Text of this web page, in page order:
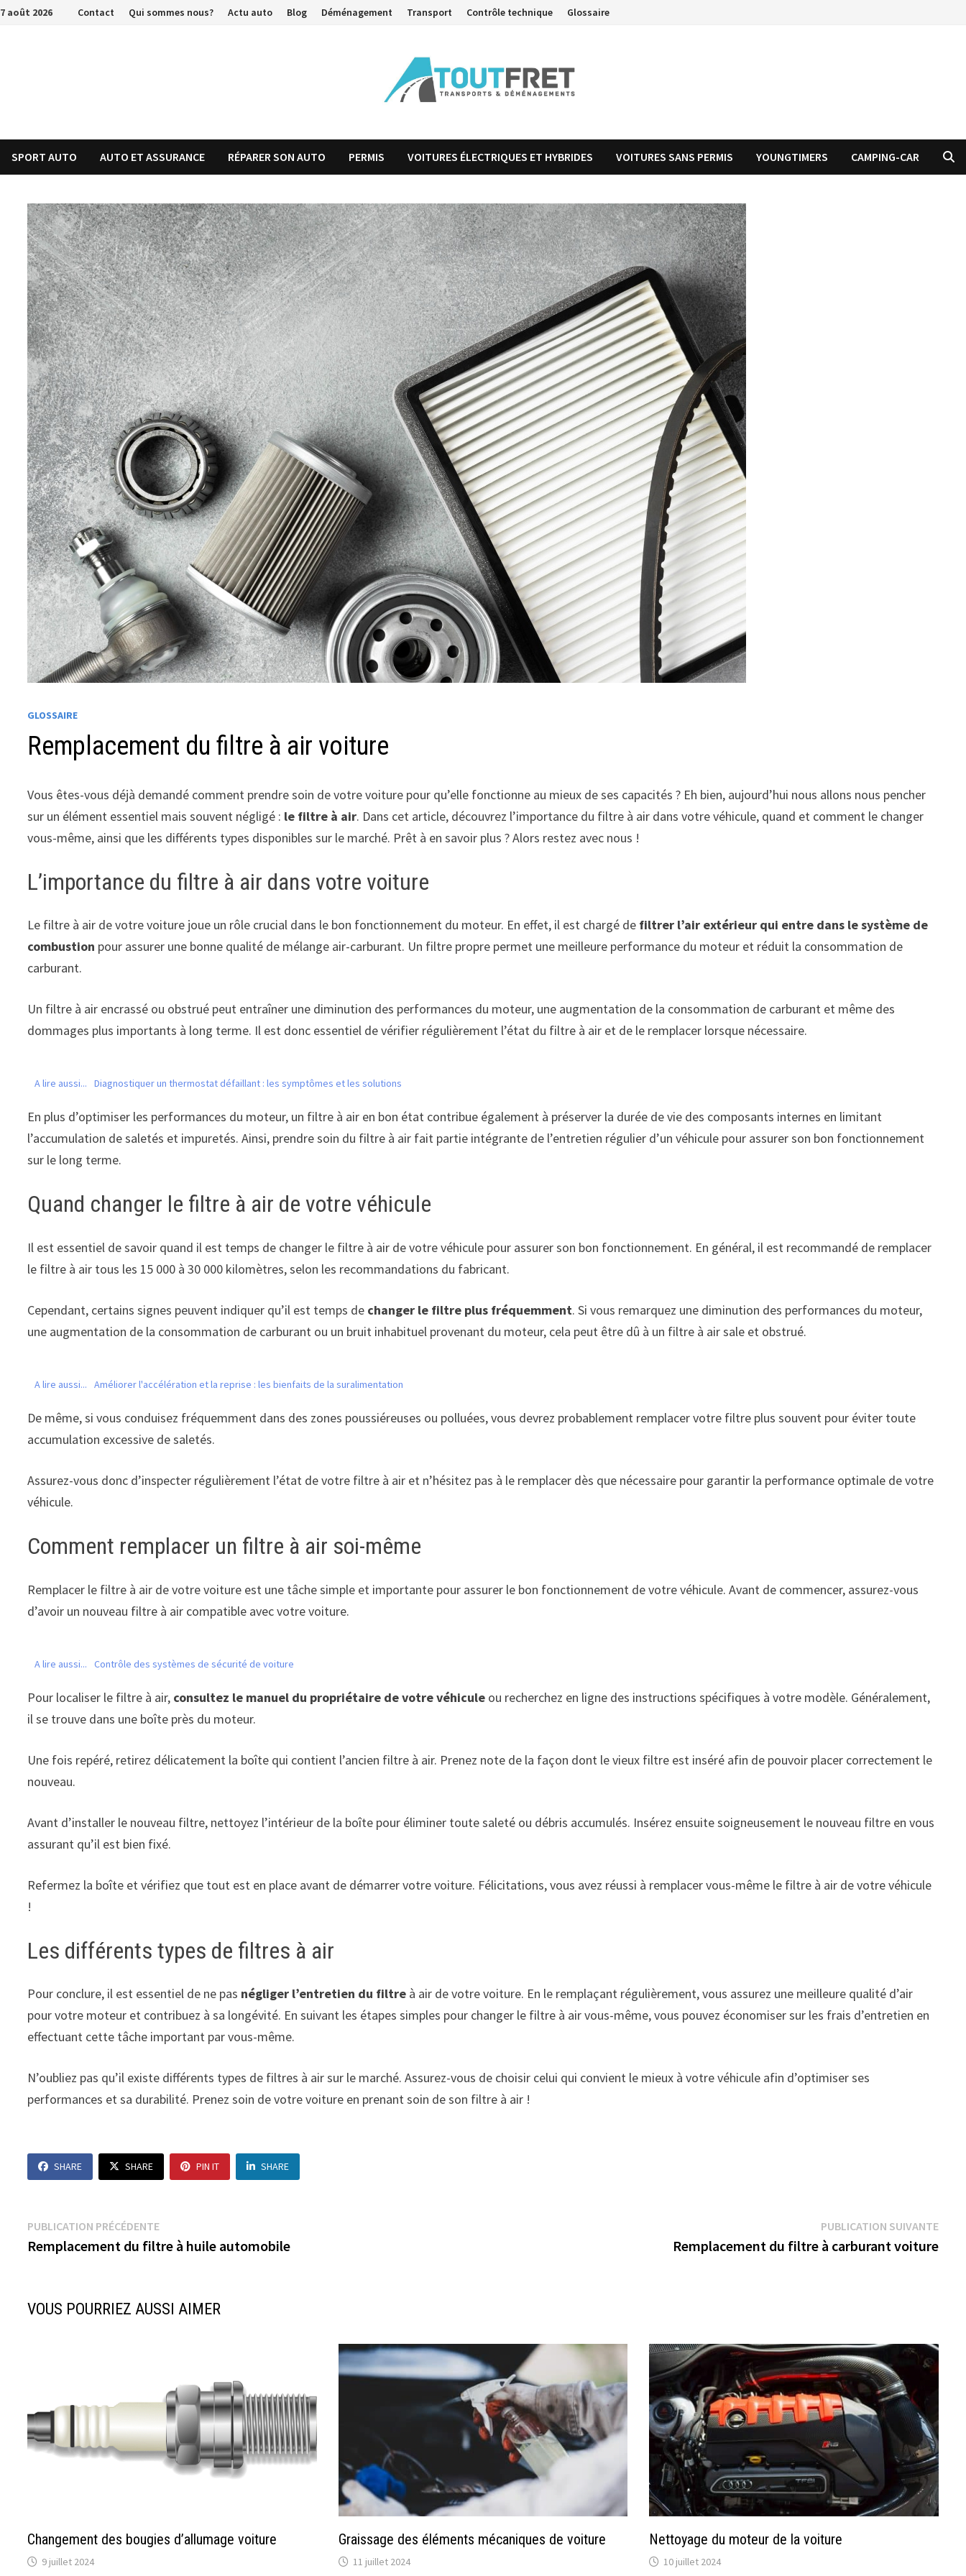
Passer
7 août 2026 Contact Qui sommes nous? Actu auto Blog Déménagement Transport Contrôle technique Glossaire
SPORT AUTO AUTO ET ASSURANCE RÉPARER SON AUTO PERMIS VOITURES ÉLECTRIQUES ET HYBRIDES VOITURES SANS PERMIS YOUNGTIMERS CAMPING-CAR
GLOSSAIRE
Remplacement du filtre à air voiture
Vous êtes-vous déjà demandé comment prendre soin de votre voiture pour qu’elle fonctionne au mieux de ses capacités ? Eh bien, aujourd’hui nous allons nous pencher
sur un élément essentiel mais souvent négligé : le filtre à air. Dans cet article, découvrez l’importance du filtre à air dans votre véhicule, quand et comment le changer
vous-même, ainsi que les différents types disponibles sur le marché. Prêt à en savoir plus ? Alors restez avec nous !
L’importance du filtre à air dans votre voiture
Le filtre à air de votre voiture joue un rôle crucial dans le bon fonctionnement du moteur. En effet, il est chargé de filtrer l’air extérieur qui entre dans le système de
combustion pour assurer une bonne qualité de mélange air-carburant. Un filtre propre permet une meilleure performance du moteur et réduit la consommation de
carburant.
Un filtre à air encrassé ou obstrué peut entraîner une diminution des performances du moteur, une augmentation de la consommation de carburant et même des
dommages plus importants à long terme. Il est donc essentiel de vérifier régulièrement l’état du filtre à air et de le remplacer lorsque nécessaire.
A lire aussi... Diagnostiquer un thermostat défaillant : les symptômes et les solutions
En plus d’optimiser les performances du moteur, un filtre à air en bon état contribue également à préserver la durée de vie des composants internes en limitant
l’accumulation de saletés et impuretés. Ainsi, prendre soin du filtre à air fait partie intégrante de l’entretien régulier d’un véhicule pour assurer son bon fonctionnement
sur le long terme.
Quand changer le filtre à air de votre véhicule
Il est essentiel de savoir quand il est temps de changer le filtre à air de votre véhicule pour assurer son bon fonctionnement. En général, il est recommandé de remplacer
le filtre à air tous les 15 000 à 30 000 kilomètres, selon les recommandations du fabricant.
Cependant, certains signes peuvent indiquer qu’il est temps de changer le filtre plus fréquemment. Si vous remarquez une diminution des performances du moteur,
une augmentation de la consommation de carburant ou un bruit inhabituel provenant du moteur, cela peut être dû à un filtre à air sale et obstrué.
A lire aussi... Améliorer l'accélération et la reprise : les bienfaits de la suralimentation
De même, si vous conduisez fréquemment dans des zones poussiéreuses ou polluées, vous devrez probablement remplacer votre filtre plus souvent pour éviter toute
accumulation excessive de saletés.
Assurez-vous donc d’inspecter régulièrement l’état de votre filtre à air et n’hésitez pas à le remplacer dès que nécessaire pour garantir la performance optimale de votre
véhicule.
Comment remplacer un filtre à air soi-même
Remplacer le filtre à air de votre voiture est une tâche simple et importante pour assurer le bon fonctionnement de votre véhicule. Avant de commencer, assurez-vous
d’avoir un nouveau filtre à air compatible avec votre voiture.
A lire aussi... Contrôle des systèmes de sécurité de voiture
Pour localiser le filtre à air, consultez le manuel du propriétaire de votre véhicule ou recherchez en ligne des instructions spécifiques à votre modèle. Généralement,
il se trouve dans une boîte près du moteur.
Une fois repéré, retirez délicatement la boîte qui contient l’ancien filtre à air. Prenez note de la façon dont le vieux filtre est inséré afin de pouvoir placer correctement le
nouveau.
Avant d’installer le nouveau filtre, nettoyez l’intérieur de la boîte pour éliminer toute saleté ou débris accumulés. Insérez ensuite soigneusement le nouveau filtre en vous
assurant qu’il est bien fixé.
Refermez la boîte et vérifiez que tout est en place avant de démarrer votre voiture. Félicitations, vous avez réussi à remplacer vous-même le filtre à air de votre véhicule
!
Les différents types de filtres à air
Pour conclure, il est essentiel de ne pas négliger l’entretien du filtre à air de votre voiture. En le remplaçant régulièrement, vous assurez une meilleure qualité d’air
pour votre moteur et contribuez à sa longévité. En suivant les étapes simples pour changer le filtre à air vous-même, vous pouvez économiser sur les frais d’entretien en
effectuant cette tâche important par vous-même.
N’oubliez pas qu’il existe différents types de filtres à air sur le marché. Assurez-vous de choisir celui qui convient le mieux à votre véhicule afin d’optimiser ses
performances et sa durabilité. Prenez soin de votre voiture en prenant soin de son filtre à air !
SHARE SHARE PIN IT SHARE
Navigation
de
PUBLICATION PRÉCÉDENTEPublication
précédente :
Remplacement du filtre à huile automobile
PUBLICATION SUIVANTE
Remplacement du filtre à carburant voiture
VOUS POURRIEZ AUSSI AIMER
Changement des bougies d’allumage voiture
9 juillet 2024
Graissage des éléments mécaniques de voiture
11 juillet 2024
Nettoyage du moteur de la voiture
10 juillet 2024